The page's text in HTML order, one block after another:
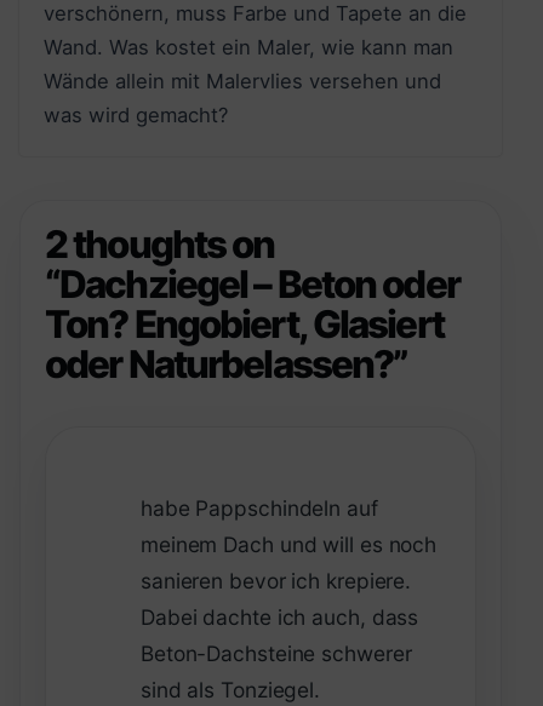
verschönern, muss Farbe und Tapete an die
Wand. Was kostet ein Maler, wie kann man
Wände allein mit Malervlies versehen und
was wird gemacht?
2 thoughts on
“Dachziegel – Beton oder
Ton? Engobiert, Glasiert
oder Naturbelassen?”
habe Pappschindeln auf
meinem Dach und will es noch
sanieren bevor ich krepiere.
Dabei dachte ich auch, dass
Beton-Dachsteine schwerer
sind als Tonziegel.